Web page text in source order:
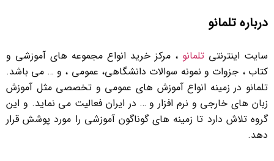
درباره تلمانو
سایت اینترنتی تلمانو ، مرکز خرید انواع مجموعه های آموزشی و
کتاب ، جزوات و نمونه سوالات دانشگاهی، عمومی ، و … می باشد.
تلمانو در زمینه انواع آموزش های عمومی و تخصصی مثل آموزش
زبان های خارجی و نرم افزار و … در ایران فعالیت می نماید. و این
گروه تلاش دارد تا زمینه های گوناگون آموزشی را مورد پوشش قرار
دهد.